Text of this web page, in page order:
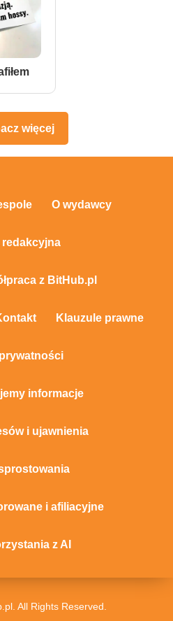
więcej
O wydawcy
redakcyjna
z BitHub.pl
Klauzule prawne
informacje
i ujawnienia
i afiliacyjne
z AI
All Rights Reserved.